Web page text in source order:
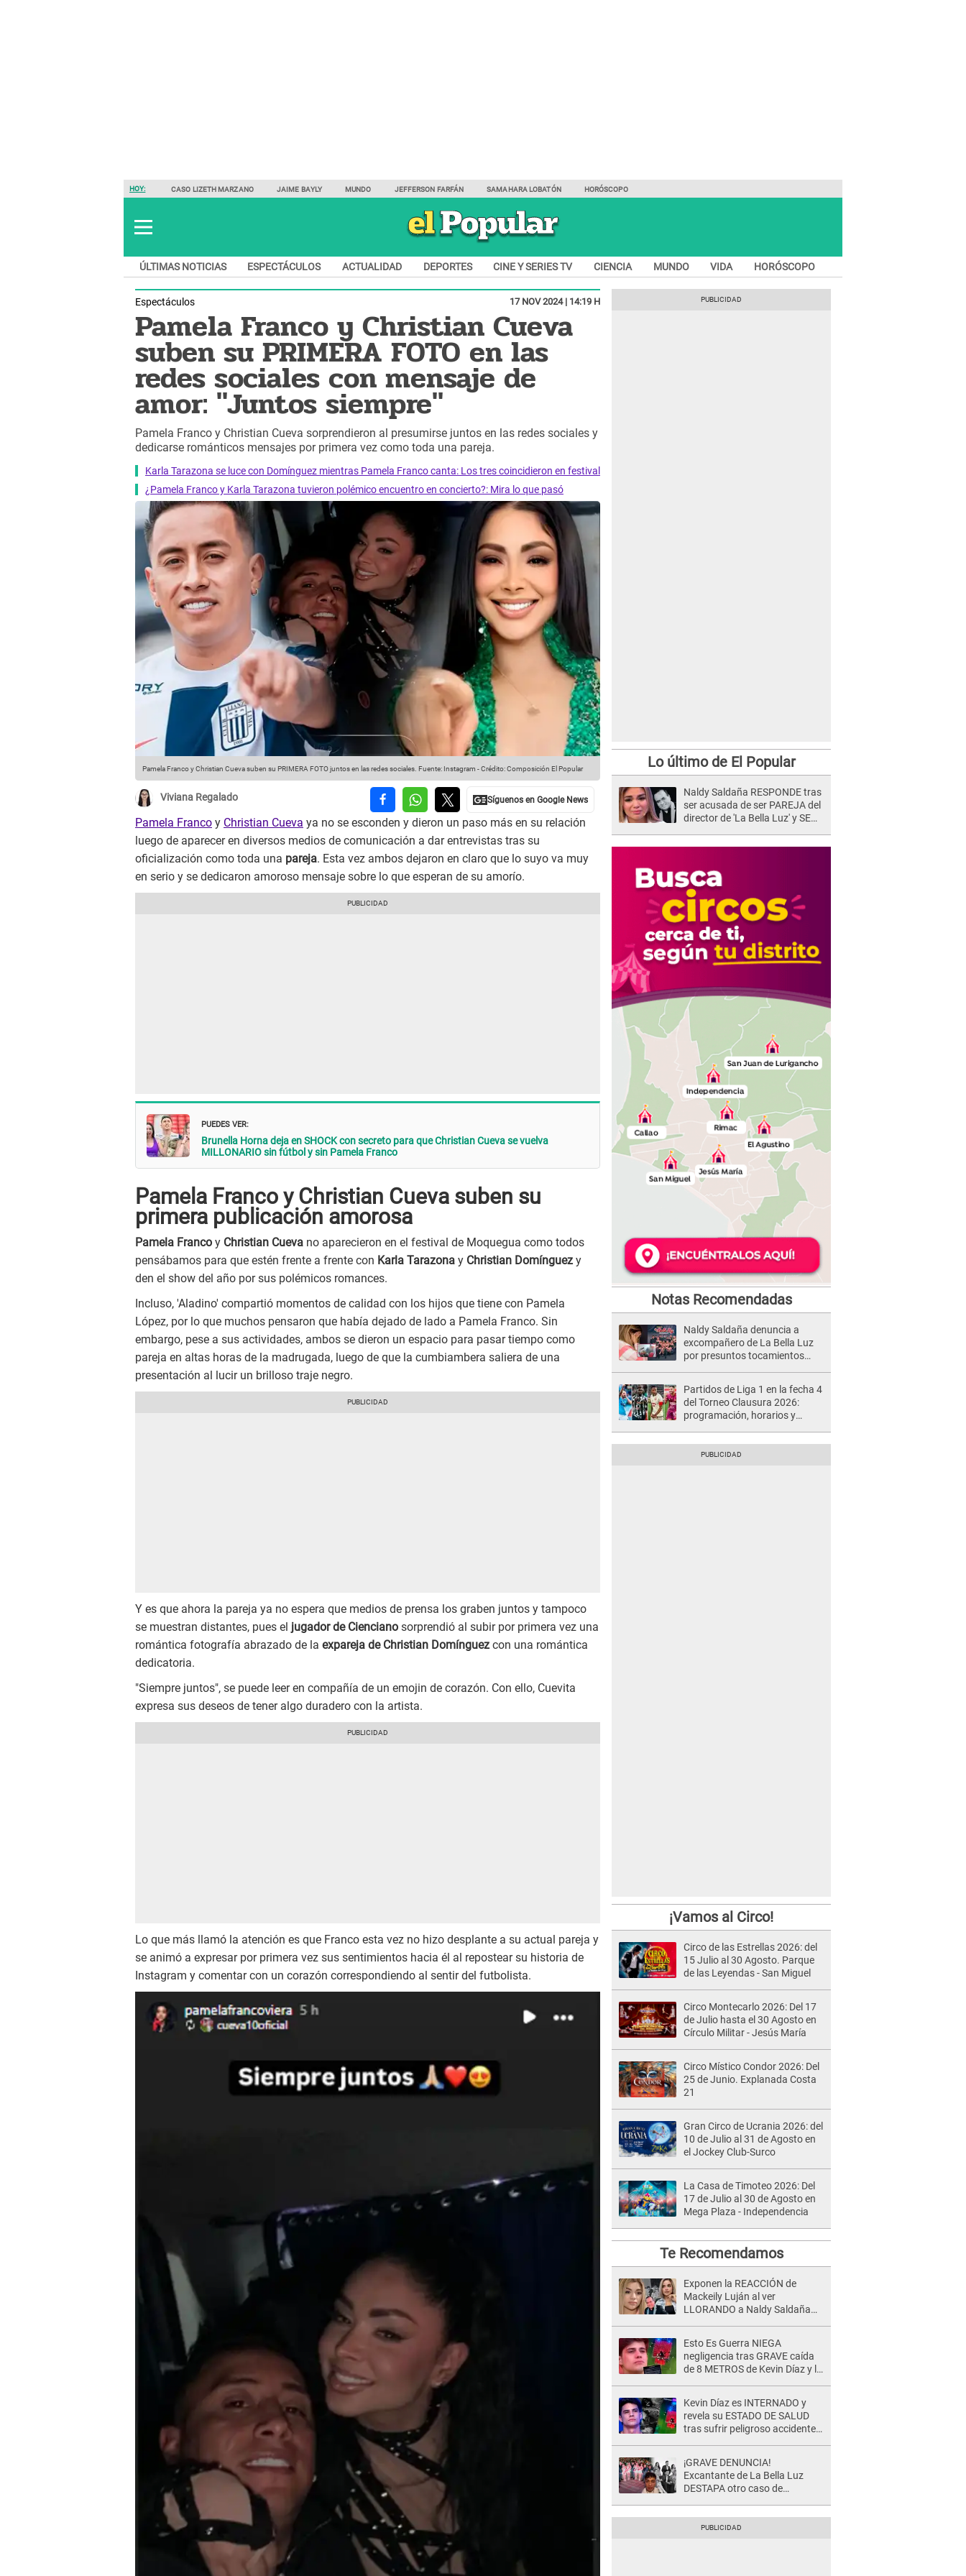
HOY: CASO LIZETH MARZANO JAIME BAYLY MUNDO JEFFERSON FARFÁN SAMAHARA LOBATÓN HORÓSCOPO
ÚLTIMAS NOTICIAS ESPECTÁCULOS ACTUALIDAD DEPORTES CINE Y SERIES TV CIENCIA MUNDO VIDA HORÓSCOPO
Espectáculos 17 NOV 2024 | 14:19 H
Pamela Franco y Christian Cueva
suben su PRIMERA FOTO en las
redes sociales con mensaje de
amor: "Juntos siempre"
Pamela Franco y Christian Cueva sorprendieron al presumirse juntos en las redes sociales y
dedicarse románticos mensajes por primera vez como toda una pareja.
Karla Tarazona se luce con Domínguez mientras Pamela Franco canta: Los tres coincidieron en festival
¿Pamela Franco y Karla Tarazona tuvieron polémico encuentro en concierto?: Mira lo que pasó
Pamela Franco y Christian Cueva suben su PRIMERA FOTO juntos en las redes sociales. Fuente: Instagram -Crédito: Composición El Popular
Viviana Regalado
Pamela Franco y Christian Cueva ya no se esconden y dieron un paso más en su relación
luego de aparecer en diversos medios de comunicación a dar entrevistas tras su
oficialización como toda una pareja. Esta vez ambos dejaron en claro que lo suyo va muy
en serio y se dedicaron amoroso mensaje sobre lo que esperan de su amorío.
PUEDES VER:
Brunella Horna deja en SHOCK con secreto para que Christian Cueva se vuelva
MILLONARIO sin fútbol y sin Pamela Franco
Pamela Franco y Christian Cueva suben su
primera publicación amorosa
Pamela Franco y Christian Cueva no aparecieron en el festival de Moquegua como todos
pensábamos para que estén frente a frente con Karla Tarazona y Christian Domínguez y
den el show del año por sus polémicos romances.
Incluso, 'Aladino' compartió momentos de calidad con los hijos que tiene con Pamela
López, por lo que muchos pensaron que había dejado de lado a Pamela Franco. Sin
embargo, pese a sus actividades, ambos se dieron un espacio para pasar tiempo como
pareja en altas horas de la madrugada, luego de que la cumbiambera saliera de una
presentación al lucir un brilloso traje negro.
Y es que ahora la pareja ya no espera que medios de prensa los graben juntos y tampoco
se muestran distantes, pues el jugador de Cienciano sorprendió al subir por primera vez una
romántica fotografía abrazado de la expareja de Christian Domínguez con una romántica
dedicatoria.
"Siempre juntos", se puede leer en compañía de un emojin de corazón. Con ello, Cuevita
expresa sus deseos de tener algo duradero con la artista.
Lo que más llamó la atención es que Franco esta vez no hizo desplante a su actual pareja y
se animó a expresar por primera vez sus sentimientos hacia él al repostear su historia de
Instagram y comentar con un corazón correspondiendo al sentir del futbolista.
Lo último de El Popular
Naldy Saldaña RESPONDE tras
ser acusada de ser PAREJA del
director de 'La Bella Luz' y SE
Notas Recomendadas
Naldy Saldaña denuncia a
excompañero de La Bella Luz
por presuntos tocamientos
Partidos de Liga 1 en la fecha 4
del Torneo Clausura 2026:
programación, horarios y
¡Vamos al Circo!
Circo de las Estrellas 2026: del
15 Julio al 30 Agosto. Parque
de las Leyendas - San Miguel
Circo Montecarlo 2026: Del 17
de Julio hasta el 30 Agosto en
Círculo Militar - Jesús María
Circo Místico Condor 2026: Del
25 de Junio. Explanada Costa
21
Gran Circo de Ucrania 2026: del
10 de Julio al 31 de Agosto en
el Jockey Club-Surco
La Casa de Timoteo 2026: Del
17 de Julio al 30 de Agosto en
Mega Plaza - Independencia
Te Recomendamos
Exponen la REACCIÓN de
Mackeily Luján al ver
LLORANDO a Naldy Saldaña
Esto Es Guerra NIEGA
negligencia tras GRAVE caída
de 8 METROS de Kevin Díaz y lo
Kevin Díaz es INTERNADO y
revela su ESTADO DE SALUD
tras sufrir peligroso accidente
¡GRAVE DENUNCIA!
Excantante de La Bella Luz
DESTAPA otro caso de
represalias: "Yo siempre..."